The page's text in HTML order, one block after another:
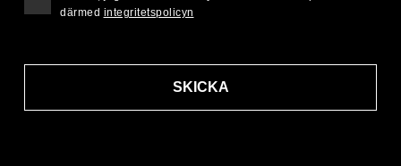
SKICKA
därmed integritetspolicyn